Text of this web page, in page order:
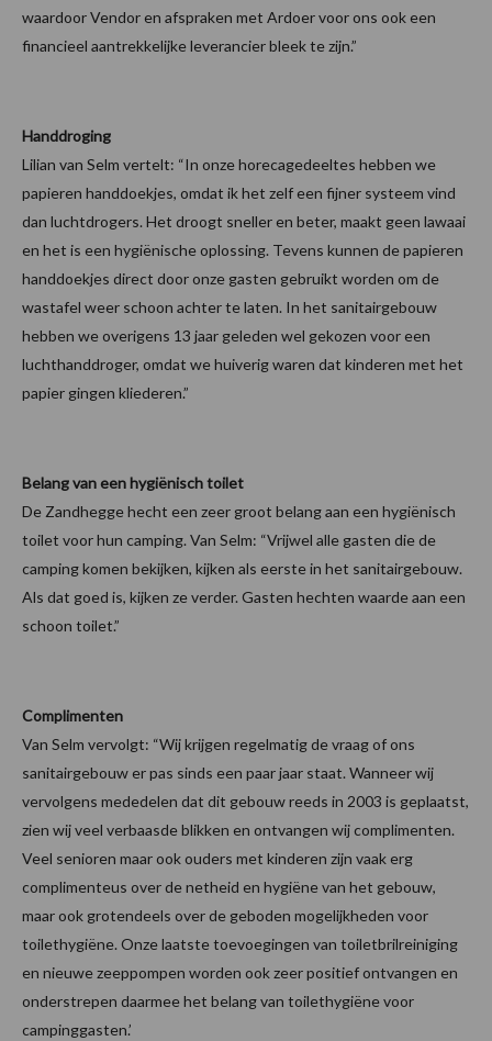
waardoor Vendor en afspraken met Ardoer voor ons ook een
financieel aantrekkelijke leverancier bleek te zijn.”
Handdroging
Lilian van Selm vertelt: “In onze horecagedeeltes hebben we
papieren handdoekjes, omdat ik het zelf een fijner systeem vind
dan luchtdrogers. Het droogt sneller en beter, maakt geen lawaai
en het is een hygiënische oplossing. Tevens kunnen de papieren
handdoekjes direct door onze gasten gebruikt worden om de
wastafel weer schoon achter te laten. In het sanitairgebouw
hebben we overigens 13 jaar geleden wel gekozen voor een
luchthanddroger, omdat we huiverig waren dat kinderen met het
papier gingen kliederen.”
Belang van een hygiënisch toilet
De Zandhegge hecht een zeer groot belang aan een hygiënisch
toilet voor hun camping. Van Selm: “Vrijwel alle gasten die de
camping komen bekijken, kijken als eerste in het sanitairgebouw.
Als dat goed is, kijken ze verder. Gasten hechten waarde aan een
schoon toilet.”
Complimenten
Van Selm vervolgt: “Wij krijgen regelmatig de vraag of ons
sanitairgebouw er pas sinds een paar jaar staat. Wanneer wij
vervolgens mededelen dat dit gebouw reeds in 2003 is geplaatst,
zien wij veel verbaasde blikken en ontvangen wij complimenten.
Veel senioren maar ook ouders met kinderen zijn vaak erg
complimenteus over de netheid en hygiëne van het gebouw,
maar ook grotendeels over de geboden mogelijkheden voor
toilethygiëne. Onze laatste toevoegingen van toiletbrilreiniging
en nieuwe zeeppompen worden ook zeer positief ontvangen en
onderstrepen daarmee het belang van toilethygiëne voor
campinggasten.’